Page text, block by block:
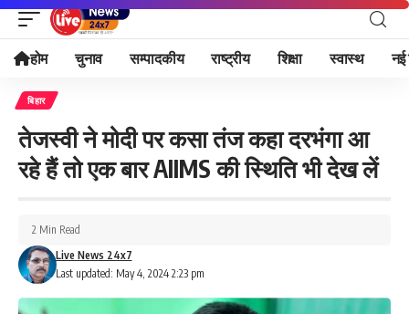
होम चुनाव सम्पादकीय राष्ट्रीय शिक्षा स्वास्थ नई
बिहार
तेजस्वी ने मोदी पर कसा तंज कहा दरभंगा आ
रहे हैं तो एक बार AIIMS की स्थिति भी देख लें
Last updated: May 4, 2024 2:23 pm
Live News 24x7
2 Min Read